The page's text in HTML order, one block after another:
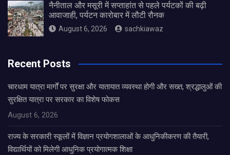
नैनीताल और मसूरी में सप्ताहांत से पहले पर्यटकों की बढ़ी
आवाजाही, पर्यटन कारोबार में लौटी रौनक
August 6, 2026 sachkiawaz
Recent Posts
चारधाम यात्रा मार्गों पर सुरक्षा और यातायात व्यवस्था होगी और सख्त, श्रद्धालुओं की
सुरक्षित यात्रा पर सरकार का विशेष फोकस
August 6, 2026
राज्य के सरकारी स्कूलों में विज्ञान प्रयोगशालाओं के आधुनिकीकरण की तैयारी,
विद्यार्थियों को मिलेगी आधुनिक प्रयोगात्मक शिक्षा